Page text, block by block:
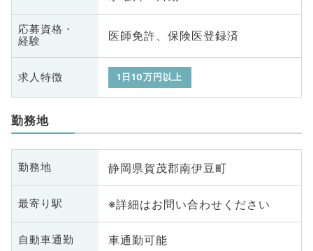
応募資格・
経験
医師免許、保険医登録済
求人特徴 1日10万円以上
勤務地
勤務地 静岡県賀茂郡南伊豆町
最寄り駅 ※詳細はお問い合わせください
自動車通勤 車通勤可能